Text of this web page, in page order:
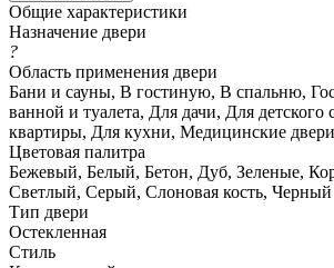
Общие характеристики
Назначение двери
?
Область применения двери
Бани и сауны, В гостиную, В спальню,
ванной и туалета, Для дачи, Для детского
квартиры, Для кухни, Медицинские
Цветовая палитра
Бежевый, Белый, Бетон, Дуб, Зеленые,
Светлый, Серый, Слоновая кость, Черный
Тип двери
Остекленная
Стиль